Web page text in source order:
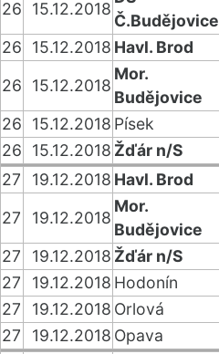
26 15.12.2018
Č.Budějovice
26
15.12.2018 Havl. Brod
26
15.12.2018
Mor.
Budějovice
26
15.12.2018 Písek
26
15.12.2018 Žďár n/S
27
19.12.2018 Havl. Brod
27
19.12.2018
Mor.
Budějovice
27
19.12.2018 Žďár n/S
27
19.12.2018 Hodonín
27
19.12.2018 Orlová
27
19.12.2018 Opava